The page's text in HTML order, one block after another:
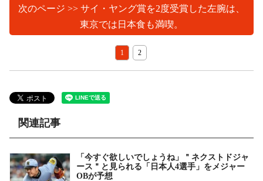
次のページ >> サイ・ヤング賞を2度受賞した左腕は、
東京では日本食も満喫。
1 2
関連記事
「今すぐ欲しいでしょうね」＂ネクストドジャ
ース＂と見られる「日本人4選手」をメジャー
OBが予想